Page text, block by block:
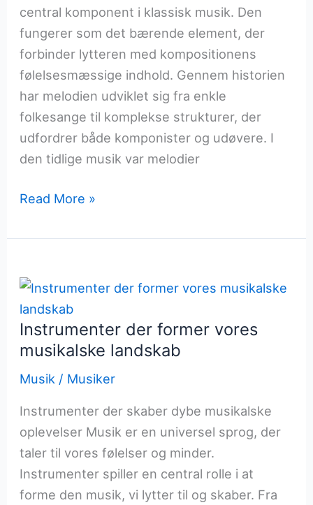
central komponent i klassisk musik. Den
fungerer som det bærende element, der
forbinder lytteren med kompositionens
følelsesmæssige indhold. Gennem historien
har melodien udviklet sig fra enkle
folkesange til komplekse strukturer, der
udfordrer både komponister og udøvere. I
den tidlige musik var melodier
Melodiens
i
musik
Read More »
Instrumenter der former vores
musikalske landskab
Musik / Musiker
Instrumenter der skaber dybe musikalske
oplevelser Musik er en universel sprog, der
taler til vores følelser og minder.
Instrumenter spiller en central rolle i at
forme den musik, vi lytter til og skaber. Fra